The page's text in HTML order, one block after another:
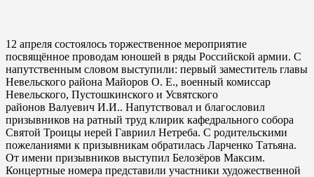
12 апреля состоялось торжественное мероприятие
посвящённое проводам юношей в ряды Российской армии. С
напутственным словом выступили: первый заместитель главы
Невельского района Майоров О. Е., военный комиссар
Невельского, Пустошкинского и Усвятского
районов Валуевич И.И.. Напутствовал и благословил
призывников на ратный труд клирик кафедрального собора
Святой Троицы иерей Гавриил Нетреба. С родительскими
пожеланиями к призывникам обратилась Ларченко Татьяна.
От имени призывников выступил Белозёров Максим.
Концертные номера представили участники художественной